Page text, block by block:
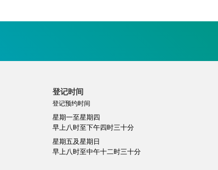
登记时间
登记预约时间
星期一至星期四
早上八时至下午四时三十分
星期五及星期日
早上八时至中午十二时三十分